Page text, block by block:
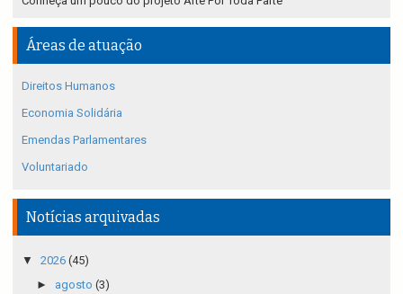
Áreas de atuação
Direitos Humanos
Economia Solidária
Emendas Parlamentares
Voluntariado
Notícias arquivadas
▼ 2026 (45)
► agosto (3)